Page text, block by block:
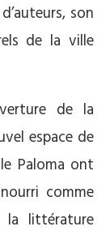
son
de la ville
de la
espace de
Paloma ont
comme
littérature